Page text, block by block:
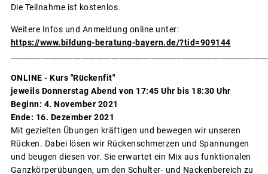
Die Teilnahme ist kostenlos.
Weitere Infos und Anmeldung online unter:
https://www.bildung-beratung-bayern.de/?tid=909144
ONLINE - Kurs "Rückenfit"
jeweils Donnerstag Abend von 17:45 Uhr bis 18:30 Uhr
Beginn: 4. November 2021
Ende: 16. Dezember 2021
Mit gezielten Übungen kräftigen und bewegen wir unseren
Rücken. Dabei lösen wir Rückenschmerzen und Spannungen
und beugen diesen vor. Sie erwartet ein Mix aus funktionalen
Ganzkörperübungen, um den Schulter- und Nackenbereich zu